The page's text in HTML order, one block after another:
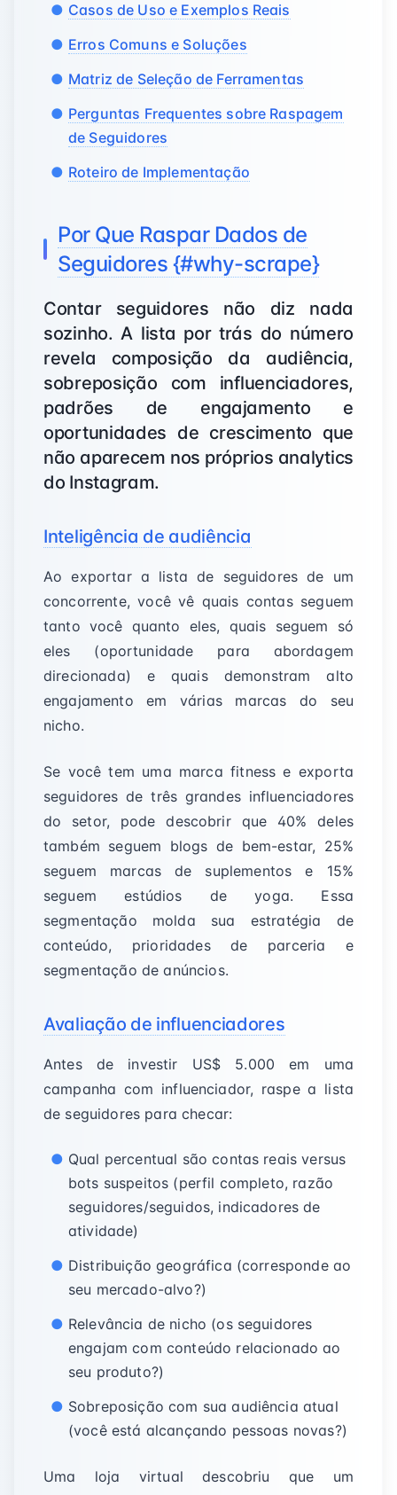
Casos de Uso e Exemplos Reais
Erros Comuns e Soluções
Matriz de Seleção de Ferramentas
Perguntas Frequentes sobre Raspagem
de Seguidores
Roteiro de Implementação
Por Que Raspar Dados de
Seguidores {#why-scrape}
Contar seguidores não diz nada
sozinho. A lista por trás do número
revela composição da audiência,
sobreposição com influenciadores,
padrões de engajamento e
oportunidades de crescimento que
não aparecem nos próprios analytics
do Instagram.
Inteligência de audiência
Ao exportar a lista de seguidores de um
concorrente, você vê quais contas seguem
tanto você quanto eles, quais seguem só
eles (oportunidade para abordagem
direcionada) e quais demonstram alto
engajamento em várias marcas do seu
nicho.
Se você tem uma marca fitness e exporta
seguidores de três grandes influenciadores
do setor, pode descobrir que 40% deles
também seguem blogs de bem-estar, 25%
seguem marcas de suplementos e 15%
seguem estúdios de yoga. Essa
segmentação molda sua estratégia de
conteúdo, prioridades de parceria e
segmentação de anúncios.
Avaliação de influenciadores
Antes de investir US$ 5.000 em uma
campanha com influenciador, raspe a lista
de seguidores para checar:
Qual percentual são contas reais versus
bots suspeitos (perfil completo, razão
seguidores/seguidos, indicadores de
atividade)
Distribuição geográfica (corresponde ao
seu mercado-alvo?)
Relevância de nicho (os seguidores
engajam com conteúdo relacionado ao
seu produto?)
Sobreposição com sua audiência atual
(você está alcançando pessoas novas?)
Uma loja virtual descobriu que um